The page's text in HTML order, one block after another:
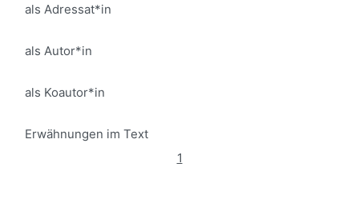
als Adressat*in
als Autor*in
als Koautor*in
Erwähnungen im Text
1